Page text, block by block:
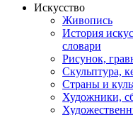
Искусство
Живопись
История
словари
Рисунок,
Скульптура,
Страны и
Художники,